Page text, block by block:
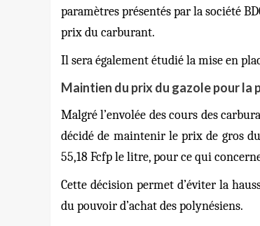
paramètres présentés par la société
prix du carburant.
Il sera également étudié la mise en
Maintien du prix du gazole pour la
Malgré l’envolée des cours des
décidé de maintenir le prix de gros
55,18 Fcfp le litre, pour ce qui
Cette décision permet d’éviter la
du pouvoir d’achat des polynésiens.